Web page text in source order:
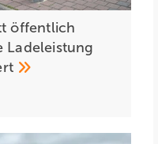
öffentlich
Ladeleistung